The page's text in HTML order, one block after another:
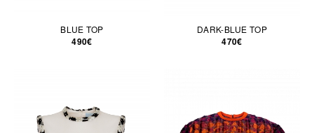
BLUE TOP
490€
DARK-BLUE TOP
470€